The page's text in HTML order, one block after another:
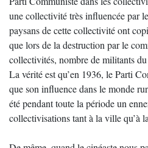
une collectivité très influencée par
paysans de cette collectivité ont
que lors de la destruction par le
collectivités, nombre de militants
La vérité est qu’en 1936, le Parti
que son influence dans le monde
été pendant toute la période un
collectivisations tant à la ville qu’à